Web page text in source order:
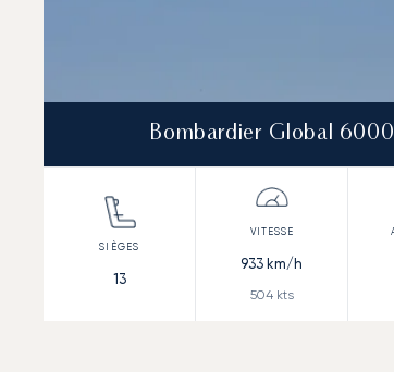
Bombardier Global 6000
13
933 km/h
504kts